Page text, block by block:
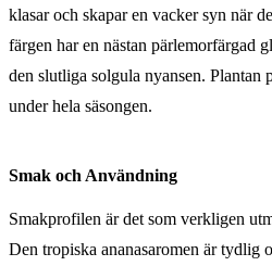
klasar och skapar en vacker syn när
färgen har en nästan pärlemorfärgad
den slutliga solgula nyansen.
under hela säsongen.
Smak och Användning
Smakprofilen är det som verkligen
Den tropiska ananasaromen är tydlig